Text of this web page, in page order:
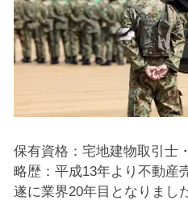
保有資格：宅地建物取引士
略歴：平成13年より不動産
遂に業界20年目となりまし